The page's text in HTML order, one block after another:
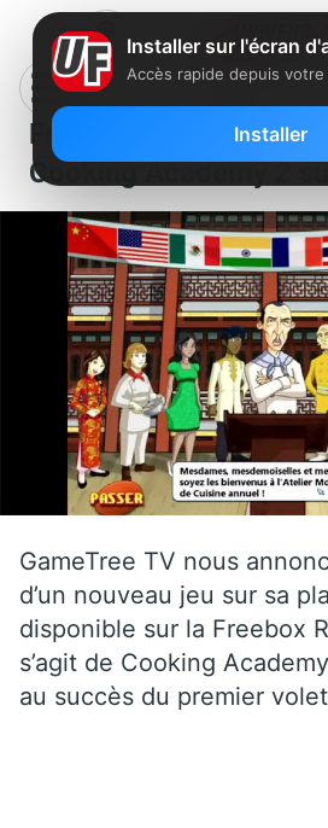
Freebox Révolution :
Cooking Academy 2
GameTree TV nous
d’un nouveau jeu sur sa
disponible sur la Freebox
s’agit de Cooking
au succès du premier
Installer sur l'écran
Accès rapide depuis
Installer